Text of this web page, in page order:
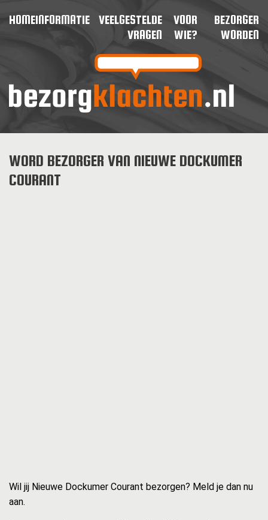
HOMEINFORMATIE
VEELGESTELDE
VRAGEN
VOOR
WIE?
BEZORGER
WORDEN
WORD BEZORGER VAN NIEUWE DOCKUMER
COURANT
Wil jij Nieuwe Dockumer Courant bezorgen? Meld je dan nu
aan.